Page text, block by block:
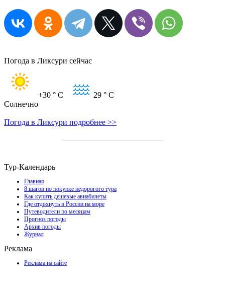
Погода в Ликсури сейчас
+30 ° C 29 ° C
Солнечно
Погода в Ликсури подробнее >>
Тур-Календарь
Главная
8 шагов по покупке недорогого тура
Как купить дешевые авиабилеты
Где отдохнуть в России на море
Путеводители по месяцам
Прогноз погоды
Архив погоды
Журнал
Реклама
Реклама на сайте